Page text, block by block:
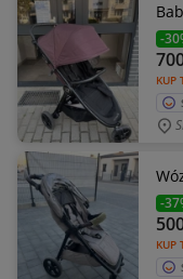
-
KUP
-
KUP